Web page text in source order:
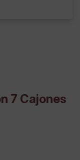
7 Cajones